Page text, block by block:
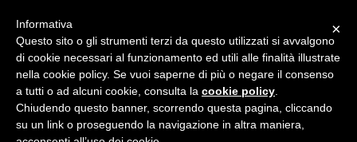
Praga
×
Informativa
Questo sito o gli strumenti terzi da questo utilizzati si avvalgono
di cookie necessari al funzionamento ed utili alle finalità illustrate
nella cookie policy. Se vuoi saperne di più o negare il consenso
a tutti o ad alcuni cookie, consulta la cookie policy
Chiudendo questo banner, scorrendo questa pagina, cliccando
su un link o proseguendo la navigazione in altra maniera,